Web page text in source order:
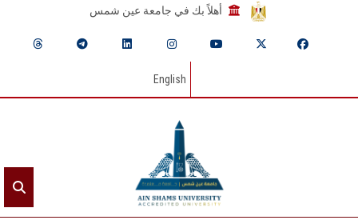
أهلاً بك في جامعة عين شمس
English